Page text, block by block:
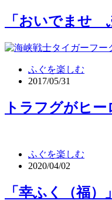
「おいでませ
ふぐを楽しむ
2017/05/31
トラフグがヒ
ふぐを楽しむ
2020/04/02
「幸ふく（福